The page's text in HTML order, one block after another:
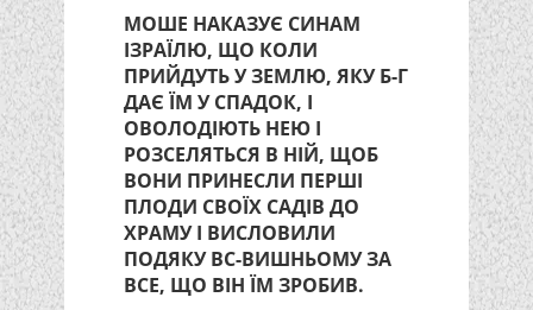
МОШЕ НАКАЗУЄ СИНАМ
ІЗРАЇЛЮ, ЩО КОЛИ
ПРИЙДУТЬ У ЗЕМЛЮ, ЯКУ Б-Г
ДАЄ ЇМ У СПАДОК, І
ОВОЛОДІЮТЬ НЕЮ І
РОЗСЕЛЯТЬСЯ В НІЙ, ЩОБ
ВОНИ ПРИНЕСЛИ ПЕРШІ
ПЛОДИ СВОЇХ САДІВ ДО
ХРАМУ І ВИСЛОВИЛИ
ПОДЯКУ ВС-ВИШНЬОМУ ЗА
ВСЕ, ЩО ВІН ЇМ ЗРОБИВ.